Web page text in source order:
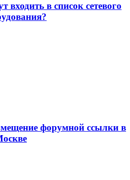
входить в список сетевого
форумной ссылки в